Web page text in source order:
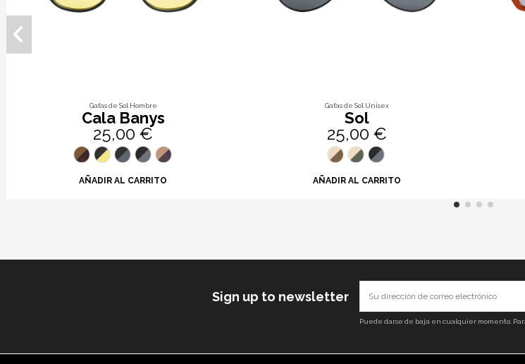
Gafas de Sol Hombre
Cala Banys
25,00 €
AÑADIR AL CARRITO
Gafas de Sol Unisex
Sol
25,00 €
AÑADIR AL CARRITO
Sign up to newsletter
Puede darse de baja en cualquier momento.